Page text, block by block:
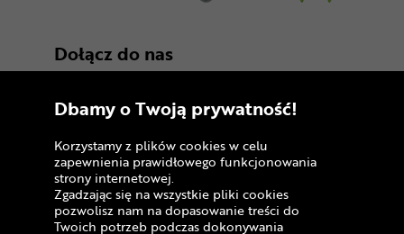
Dołącz do nas
Copyright © 2005 - 2026
Dbamy o Twoją prywatność!
Korzystamy z plików cookies w celu
zapewnienia prawidłowego funkcjonowania
strony internetowej.
Zgadzając się na wszystkie pliki cookies
pozwolisz nam na dopasowanie treści do
Twoich potrzeb podczas dokonywania